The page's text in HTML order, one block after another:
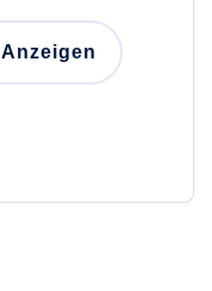
Anzeigen